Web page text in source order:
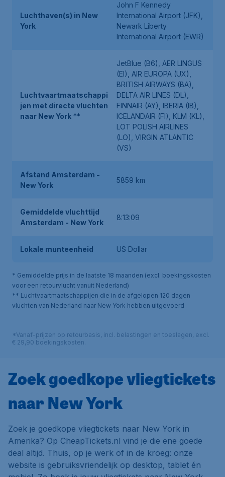
Luchthaven(s) in New
York
John F Kennedy
International Airport (JFK),
Newark Liberty
International Airport (EWR)
Luchtvaartmaatschappi
jen met directe vluchten
naar New York **
JetBlue (B6), AER LINGUS
(EI), AIR EUROPA (UX),
BRITISH AIRWAYS (BA),
DELTA AIR LINES (DL),
FINNAIR (AY), IBERIA (IB),
ICELANDAIR (FI), KLM (KL),
LOT POLISH AIRLINES
(LO), VIRGIN ATLANTIC
(VS)
Afstand Amsterdam -
New York
5859 km
Gemiddelde vluchttijd
Amsterdam - New York
8:13:09
Lokale munteenheid US Dollar
* Gemiddelde prijs in de laatste 18 maanden (excl. boekingskosten
voor een retourvlucht vanuit Nederland)
** Luchtvaartmaatschappijen die in de afgelopen 120 dagen
vluchten van Nederland naar New York hebben uitgevoerd
*Vanaf-prijzen op retourbasis, incl. belastingen en toeslagen, excl.
€ 29,90 boekingskosten.
Zoek goedkope vliegtickets
naar New York
Zoek je goedkope vliegtickets naar New York in
Amerika? Op CheapTickets.nl vind je die ene goede
deal altijd. Thuis, op je werk of in de kroeg: onze
website is gebruiksvriendelijk op desktop, tablet én